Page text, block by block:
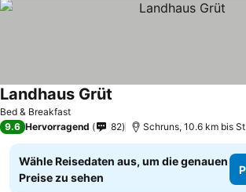
Bed & Breakfast
Landhaus Grüt
9.6 Hervorragend 82 Schruns, 10.6 km bis
Wähle Reisedaten aus, um die genauen
Preise zu sehen